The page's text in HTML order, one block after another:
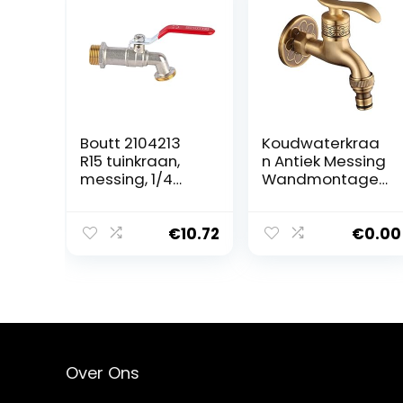
Boutt 2104213
R15 tuinkraan,
messing, 1/4
27
€10.72
Koudwaterkraa
n Antiek Messing
Wandmontage
Kraan voor
€0.00
Over Ons